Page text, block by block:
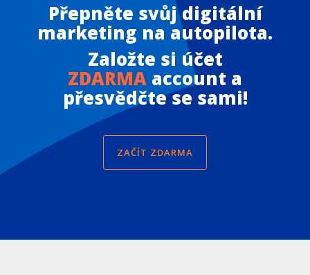
Přepněte svůj digitální
marketing na autopilota.
Založte si účet
ZDARMA account a
přesvědčte se sami!
ZAČÍT ZDARMA